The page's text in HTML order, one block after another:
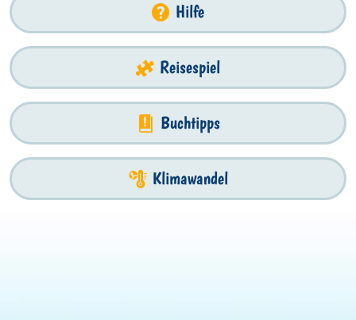
Hilfe
Reisespiel
Buchtipps
Klimawandel